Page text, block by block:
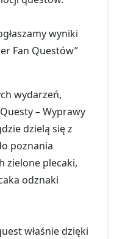
wyniki
Fan Questów”
wydarzeń,
– Wyprawy
dzielą się z
poznania
zielone plecaki,
odznaki
właśnie dzięki